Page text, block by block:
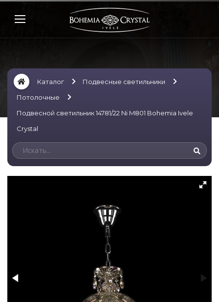
Каталог
Подвесные светильники
Потолочные
Подвесной светильник 14781/22 Ni M801 Bohemia Ivele
Crystal